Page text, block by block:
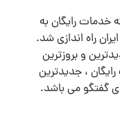
با هدف ارائه خدمات رایگان به
راه اندازی شد.
و بروزترین
، جدیدترین
گفتگو می باشد.